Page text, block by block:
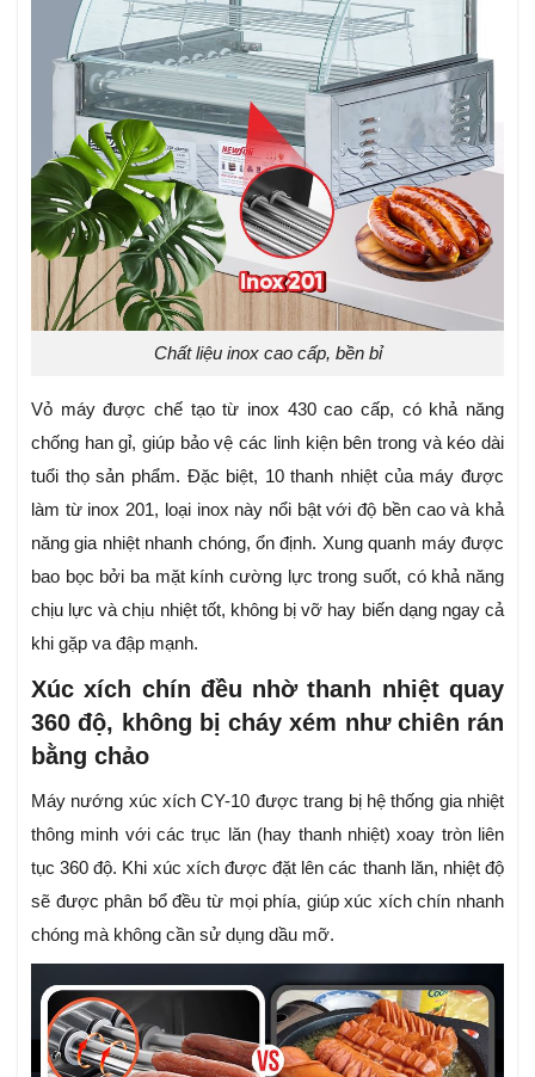
Chất liệu inox cao cấp, bền bỉ
Vỏ máy được chế tạo từ inox 430 cao cấp, có khả năng
chống han gỉ, giúp bảo vệ các linh kiện bên trong và kéo dài
tuổi thọ sản phẩm. Đặc biệt, 10 thanh nhiệt của máy được
làm từ inox 201, loại inox này nổi bật với độ bền cao và khả
năng gia nhiệt nhanh chóng, ổn định. Xung quanh máy được
bao bọc bởi ba mặt kính cường lực trong suốt, có khả năng
chịu lực và chịu nhiệt tốt, không bị vỡ hay biến dạng ngay cả
khi gặp va đập mạnh.
Xúc xích chín đều nhờ thanh nhiệt quay
360 độ, không bị cháy xém như chiên rán
bằng chảo
Máy nướng xúc xích CY-10 được trang bị hệ thống gia nhiệt
thông minh với các trục lăn (hay thanh nhiệt) xoay tròn liên
tục 360 độ. Khi xúc xích được đặt lên các thanh lăn, nhiệt độ
sẽ được phân bổ đều từ mọi phía, giúp xúc xích chín nhanh
chóng mà không cần sử dụng dầu mỡ.